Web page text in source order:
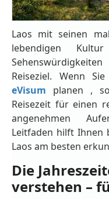
Laos mit seinen
lebendigen
Reiseziel. Wenn
eVisum planen ,
Reisezeit für einen
angenehmen
Leitfaden hilft Ihnen
Laos am besten
Die
verstehen –